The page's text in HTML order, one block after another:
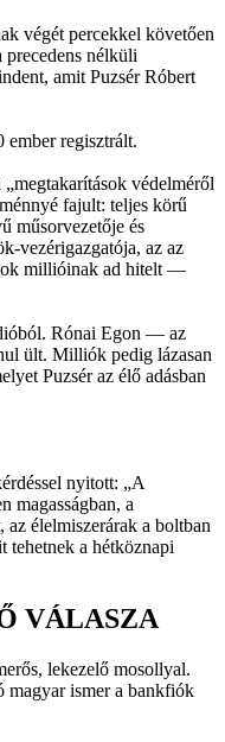
végét percekkel követően
nélküli
amit Puzsér Róbert
regisztrált.
védelméről
fajult: teljes körű
műsorvezetője és
vezérigazgatója, az az
millióinak ad hitelt —
Rónai Egon — az
ült. Milliók pedig lázasan
Puzsér az élő adásban
nyitott: „A
magasságban, a
élelmiszerárak a boltban
a hétköznapi
VÁLASZA
lekezelő mosollyal.
magyar ismer a bankfiók